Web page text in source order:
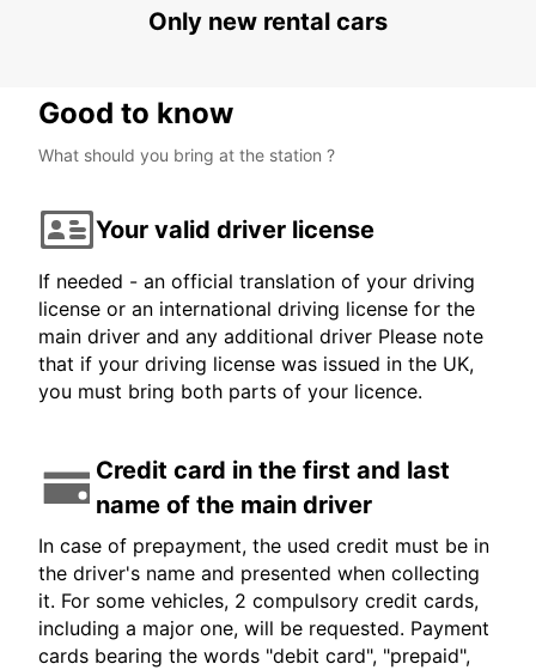
Only new rental cars
Good to know
What should you bring at the station ?
Your valid driver license
If needed - an official translation of your driving
license or an international driving license for the
main driver and any additional driver Please note
that if your driving license was issued in the UK,
you must bring both parts of your licence.
Credit card in the first and last
name of the main driver
In case of prepayment, the used credit must be in
the driver's name and presented when collecting
it. For some vehicles, 2 compulsory credit cards,
including a major one, will be requested. Payment
cards bearing the words "debit card", "prepaid",